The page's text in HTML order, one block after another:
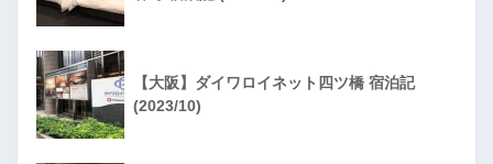
【大阪】ダイワロイネット四ツ橋 宿泊記
(2023/10)